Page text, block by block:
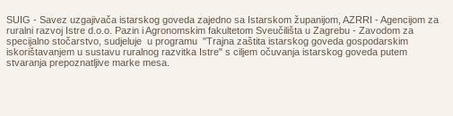
SUIG - Savez uzgajivača istarskog goveda zajedno sa Istarskom županijom, AZRRI - Agencijom za
ruralni razvoj Istre d.o.o. Pazin i Agronomskim fakultetom Sveučilišta u Zagrebu - Zavodom za
specijalno stočarstvo, sudjeluje u programu "Trajna zaštita istarskog goveda gospodarskim
iskorištavanjem u sustavu ruralnog razvitka Istre" s ciljem očuvanja istarskog goveda putem
stvaranja prepoznatljive marke mesa.